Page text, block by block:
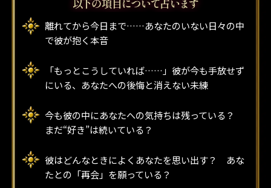
離れてから今日まで……あなたのいない日々の中
で彼が抱く本音
「もっとこうしていれば……」彼が今も手放せず
にいる、あなたへの後悔と消えない未練
今も彼の中にあなたへの気持ちは残っている？
まだ“好き”は続いている？
彼はどんなときによくあなたを思い出す？ あな
たとの「再会」を願っている？